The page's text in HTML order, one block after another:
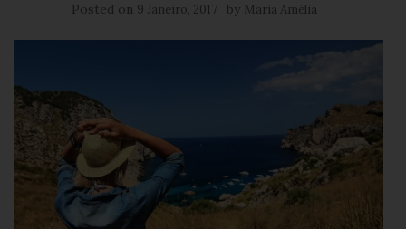
Posted on 9 Janeiro, 2017 by Maria Amélia